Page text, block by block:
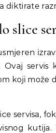
diktirate
slice
Ovaj
koji može
servisa,